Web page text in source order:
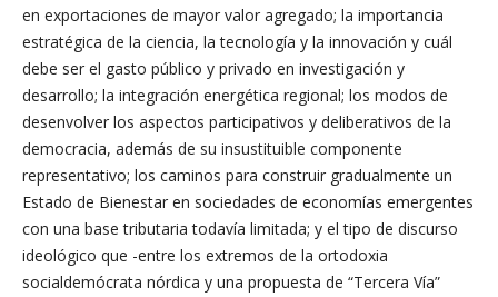
en exportaciones de mayor valor agregado; la importancia
estratégica de la ciencia, la tecnología y la innovación y cuál
debe ser el gasto público y privado en investigación y
desarrollo; la integración energética regional; los modos de
desenvolver los aspectos participativos y deliberativos de la
democracia, además de su insustituible componente
representativo; los caminos para construir gradualmente un
Estado de Bienestar en sociedades de economías emergentes
con una base tributaria todavía limitada; y el tipo de discurso
ideológico que -entre los extremos de la ortodoxia
socialdemócrata nórdica y una propuesta de “Tercera Vía”